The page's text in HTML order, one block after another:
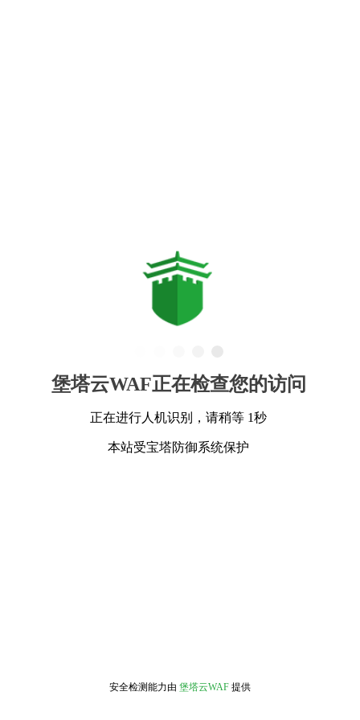
堡塔云WAF正在检查您的访问
正在进行人机识别，请稍等 1秒
本站受宝塔防御系统保护
安全检测能力由 堡塔云WAF 提供